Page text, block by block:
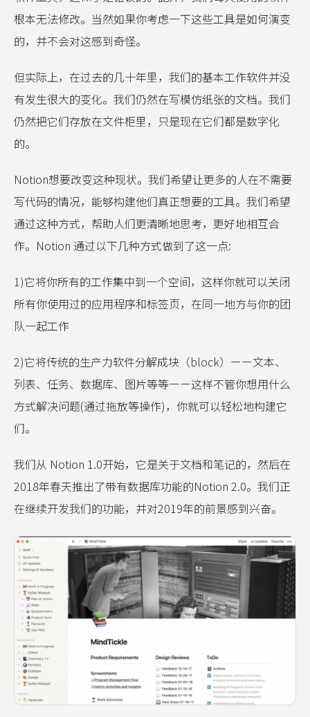
根本无法修改。当然如果你考虑一下这些工具是如何演变
的，并不会对这感到奇怪。
但实际上，在过去的几十年里，我们的基本工作软件并没
有发生很大的变化。我们仍然在写模仿纸张的文档。我们
仍然把它们存放在文件柜里，只是现在它们都是数字化
的。
Notion想要改变这种现状。我们希望让更多的人在不需要
写代码的情况，能够构建他们真正想要的工具。我们希望
通过这种方式，帮助人们更清晰地思考，更好地相互合
作。Notion 通过以下几种方式做到了这一点:
1)它将你所有的工作集中到一个空间，这样你就可以关闭
所有你使用过的应用程序和标签页，在同一地方与你的团
队一起工作
2)它将传统的生产力软件分解成块（block）ーー文本、
列表、任务、数据库、图片等等ーー这样不管你想用什么
方式解决问题(通过拖放等操作)，你就可以轻松地构建它
们。
我们从 Notion 1.0开始，它是关于文档和笔记的，然后在
2018年春天推出了带有数据库功能的Notion 2.0。我们正
在继续开发我们的功能，并对2019年的前景感到兴奋。